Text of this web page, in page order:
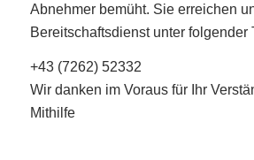
Abnehmer bemüht. Sie erreichen
Bereitschaftsdienst unter folgender
+43 (7262) 52332
Wir danken im Voraus für Ihr
Mithilfe